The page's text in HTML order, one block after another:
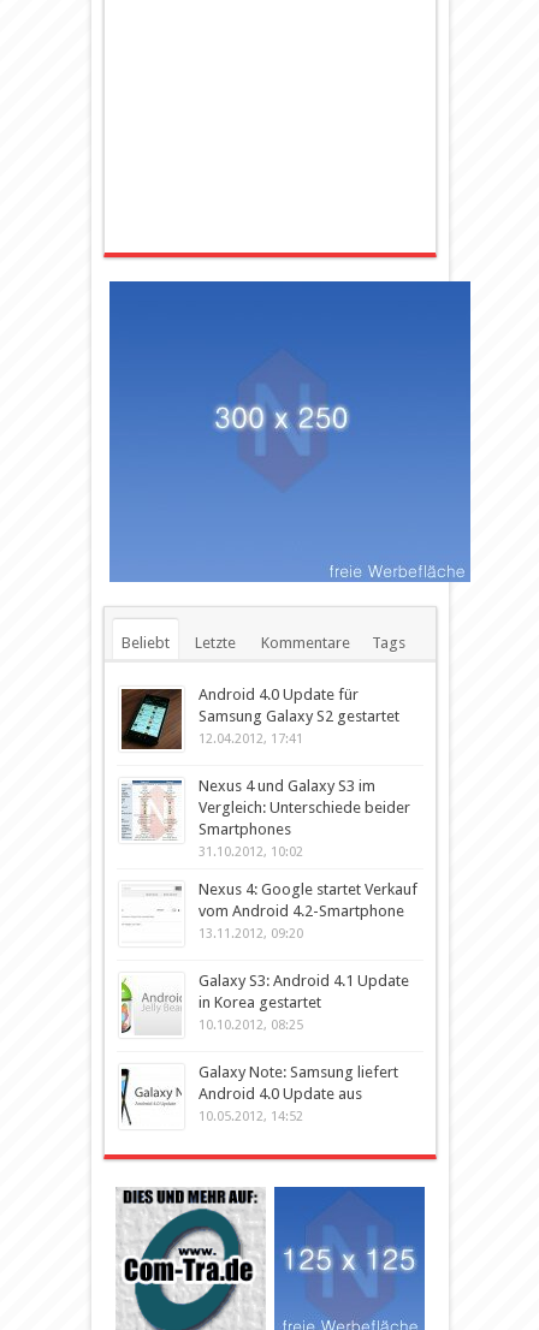
Beliebt Letzte Kommentare Tags
Android 4.0 Update für
Samsung Galaxy S2 gestartet
12.04.2012, 17:41
Nexus 4 und Galaxy S3 im
Vergleich: Unterschiede beider
Smartphones
31.10.2012, 10:02
Nexus 4: Google startet Verkauf
vom Android 4.2-Smartphone
13.11.2012, 09:20
Galaxy S3: Android 4.1 Update
in Korea gestartet
10.10.2012, 08:25
Galaxy Note: Samsung liefert
Android 4.0 Update aus
10.05.2012, 14:52